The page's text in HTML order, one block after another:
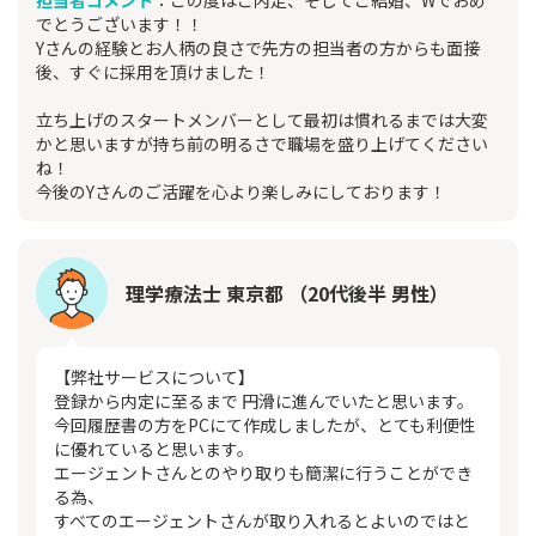
でとうございます！！
Yさんの経験とお人柄の良さで先方の担当者の方からも面接
後、すぐに採用を頂けました！
立ち上げのスタートメンバーとして最初は慣れるまでは大変
かと思いますが持ち前の明るさで職場を盛り上げてください
ね！
今後のYさんのご活躍を心より楽しみにしております！
理学療法士 東京都 （20代後半 男性）
【弊社サービスについて】
登録から内定に至るまで 円滑に進んでいたと思います。
今回履歴書の方をPCにて作成しましたが、とても利便性
に優れていると思います。
エージェントさんとのやり取りも簡潔に行うことができ
る為、
すべてのエージェントさんが取り入れるとよいのではと